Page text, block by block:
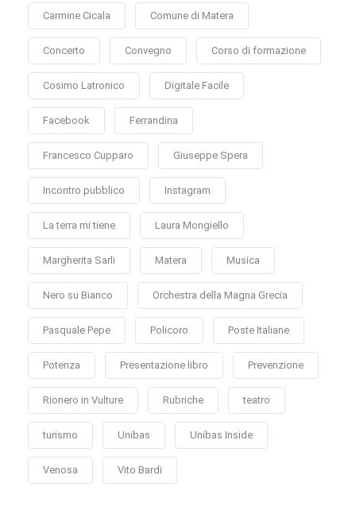
Carmine Cicala Comune di Matera
Concerto Convegno Corso di formazione
Cosimo Latronico Digitale Facile
Facebook Ferrandina
Francesco Cupparo Giuseppe Spera
Incontro pubblico Instagram
La terra mi tiene Laura Mongiello
Margherita Sarli Matera Musica
Nero su Bianco Orchestra della Magna Grecia
Pasquale Pepe Policoro Poste Italiane
Potenza Presentazione libro Prevenzione
Rionero in Vulture Rubriche teatro
turismo Unibas Unibas Inside
Venosa Vito Bardi